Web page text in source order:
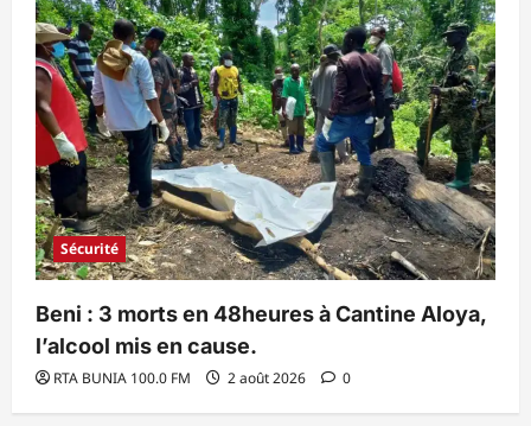
Sécurité
Beni : 3 morts en 48heures à Cantine Aloya,
l’alcool mis en cause.
RTA BUNIA 100.0 FM 2 août 2026 0